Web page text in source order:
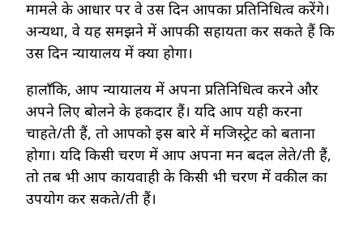
मामले के आधार पर वे उस दिन आपका प्रतिनिधित्व करेंगे।
अन्यथा, वे यह समझने में आपकी सहायता कर सकते हैं कि
उस दिन न्यायालय में क्या होगा।
हालाँकि, आप न्यायालय में अपना प्रतिनिधित्व करने और
अपने लिए बोलने के हकदार हैं। यदि आप यही करना
चाहते/ती हैं, तो आपको इस बारे में मजिस्ट्रेट को बताना
होगा। यदि किसी चरण में आप अपना मन बदल लेते/ती हैं,
तो तब भी आप कार्यवाही के किसी भी चरण में वकील का
उपयोग कर सकते/ती हैं।